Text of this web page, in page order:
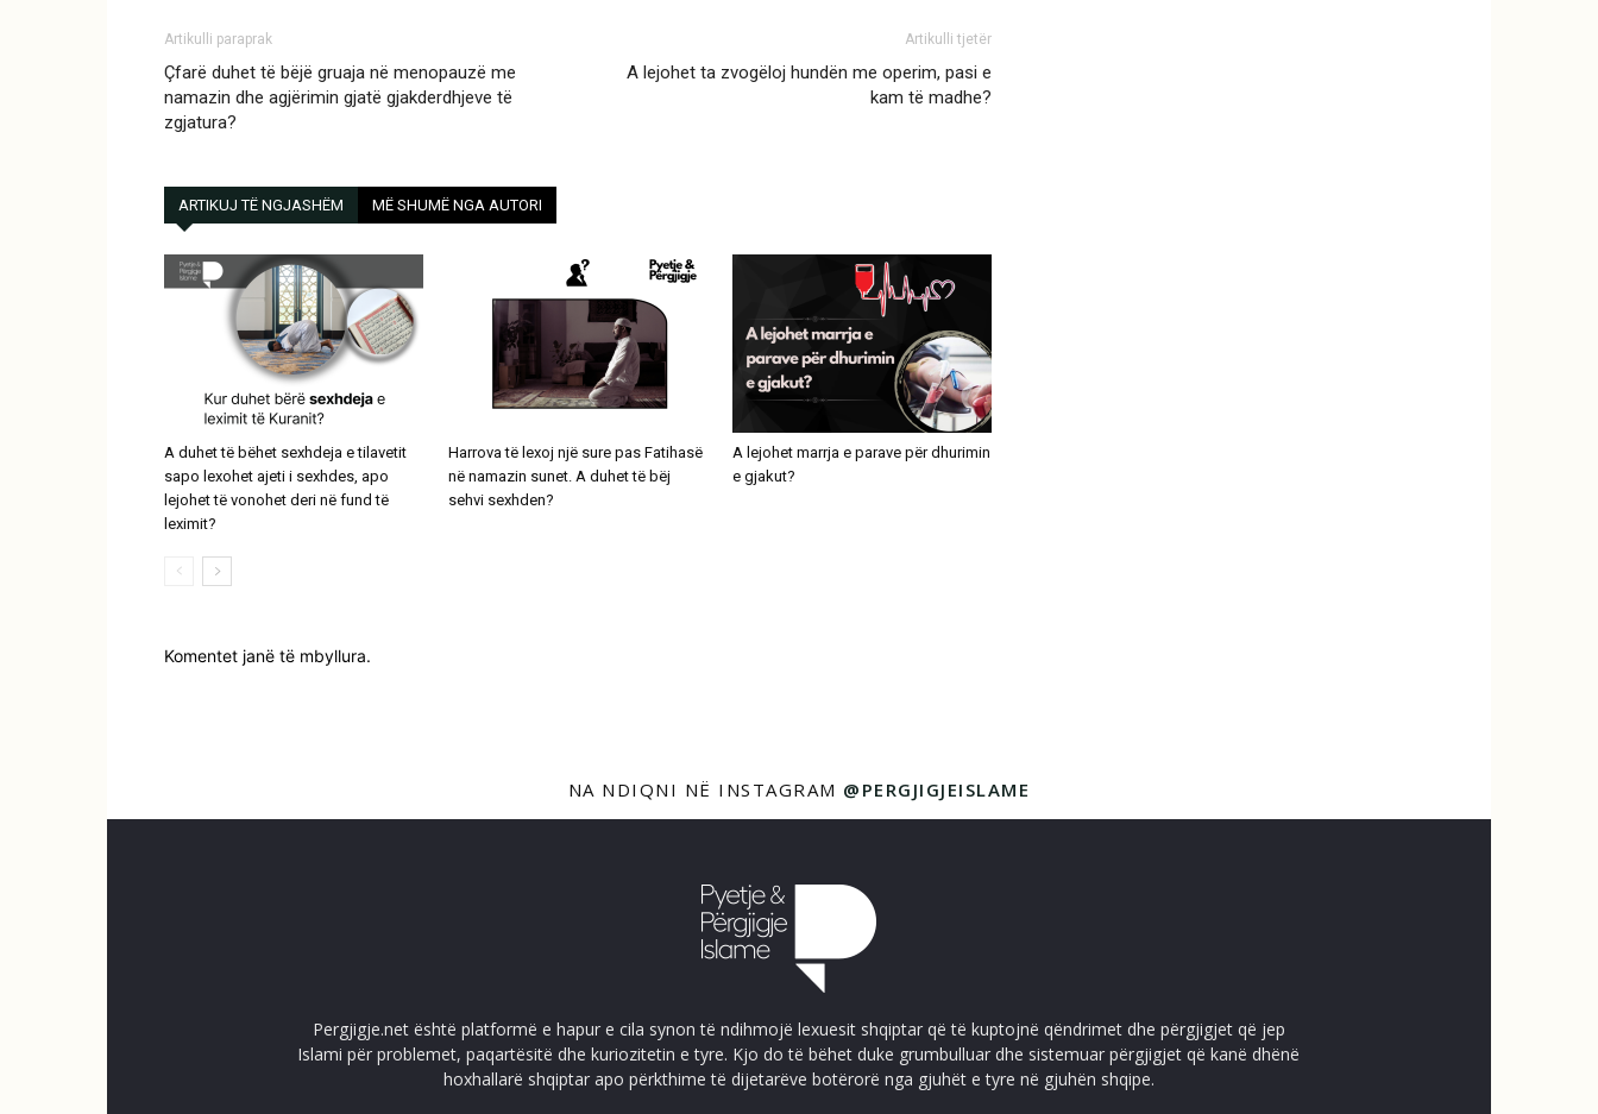
Artikulli paraprak
Çfarë duhet të bëjë gruaja në menopauzë me
namazin dhe agjërimin gjatë gjakderdhjeve të
zgjatura?
Artikulli tjetër
A lejohet ta zvogëloj hundën me operim, pasi e
kam të madhe?
ARTIKUJ TË NGJASHËM MË SHUMË NGA AUTORI
A duhet të bëhet sexhdeja e tilavetit
sapo lexohet ajeti i sexhdes, apo
lejohet të vonohet deri në fund të
leximit?
Harrova të lexoj një sure pas Fatihasë
në namazin sunet. A duhet të bëj
sehvi sexhden?
A lejohet marrja e parave për dhurimin
e gjakut?
Komentet janë të mbyllura.
NA NDIQNI NË INSTAGRAM @PERGJIGJEISLAME
Pergjigje.net është platformë e hapur e cila synon të ndihmojë lexuesit shqiptar që të kuptojnë qëndrimet dhe përgjigjet që jep
Islami për problemet, paqartësitë dhe kuriozitetin e tyre. Kjo do të bëhet duke grumbulluar dhe sistemuar përgjigjet që kanë dhënë
hoxhallarë shqiptar apo përkthime të dijetarëve botërorë nga gjuhët e tyre në gjuhën shqipe.